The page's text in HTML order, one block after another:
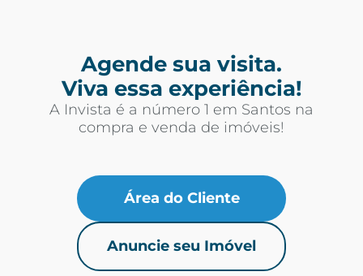
Agende sua visita.
Viva essa experiência!
A Invista é a número 1 em Santos na
compra e venda de imóveis!
Área do Cliente
Anuncie seu Imóvel